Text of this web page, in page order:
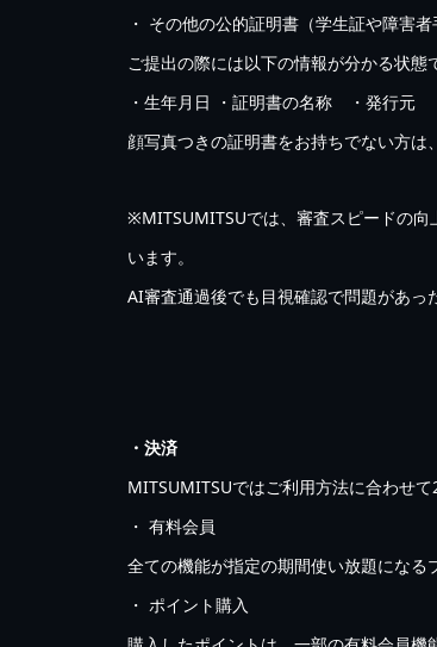
・ その他の公的証明書（学生証や障害
ご提出の際には以下の情報が分かる状態
・生年月日 ・証明書の名称 ・発行元
顔写真つきの証明書をお持ちでない方は
※MITSUMITSUでは、審査スピードの向
います。
AI審査通過後でも目視確認で問題があっ
・決済
MITSUMITSUではご利用方法に合わせて
・ 有料会員
全ての機能が指定の期間使い放題になる
・ ポイント購入